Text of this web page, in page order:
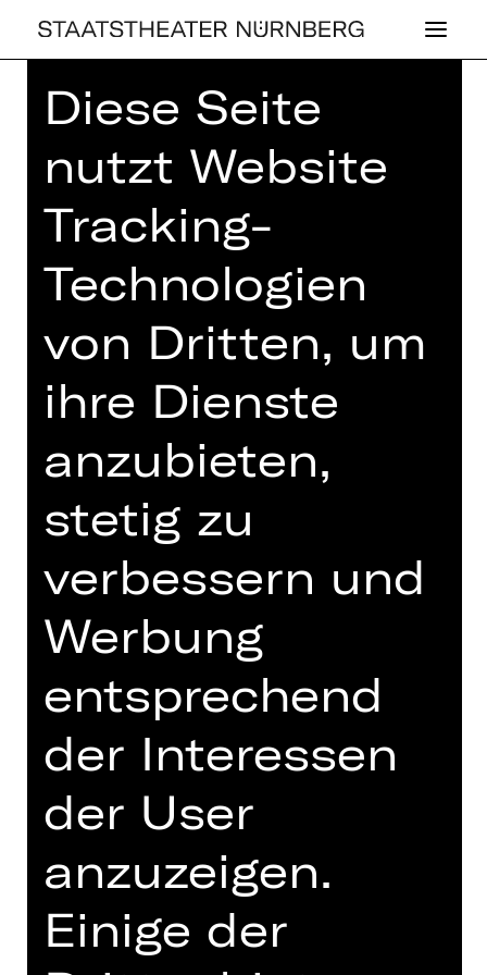
Home>Spielplan 26/27> Das
Wintermärchen
SCHAUSPIEL
DAS WIN­TER­
MÄR­CHEN
Romanze von William Shakespeare
Dienstag, 19.01.2027
19.30 Uhr
Schauspielhaus
Abo A SH
Tickets
Termine und Besetzung
Deutsch von Frank Günther
Previously on „Das Wintermärchen“:
König Leontes verliert den Verstand.
Diese Seite
nutzt Website
Tracking-
Technologien
von Dritten, um
ihre Dienste
anzubieten,
stetig zu
verbessern und
Werbung
entsprechend
der Interessen
der User
anzuzeigen.
Einige der